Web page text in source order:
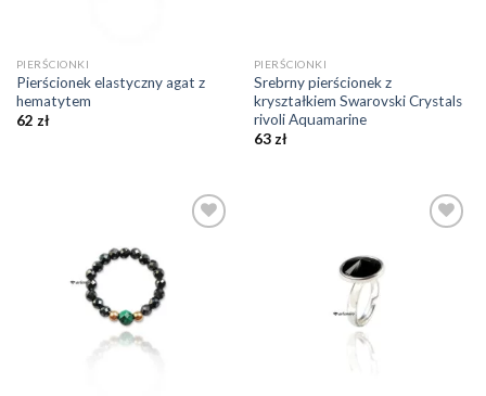
PIERŚCIONKI
Pierścionek elastyczny agat z
hematytem
62 zł
PIERŚCIONKI
Srebrny pierścionek z
kryształkiem Swarovski Crystals
rivoli Aquamarine
63 zł
ulubionych